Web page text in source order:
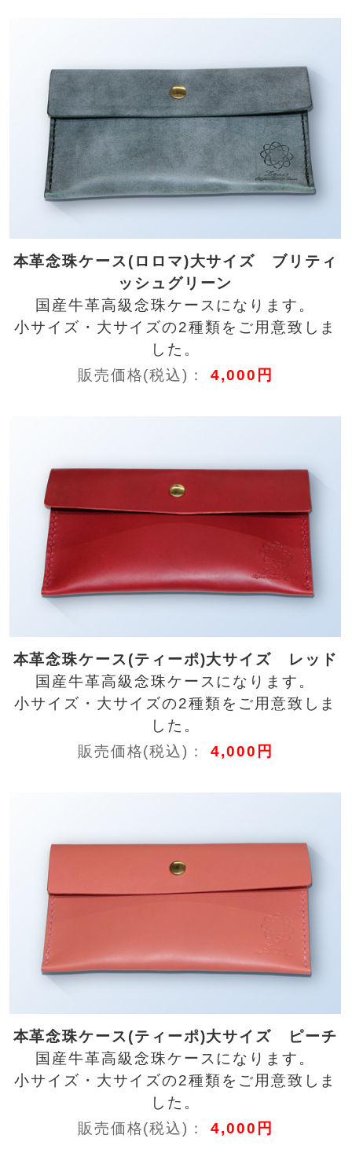
本革念珠ケース(ロロマ)大サイズ ブリティ
ッシュグリーン
国産牛革高級念珠ケースになります。
小サイズ・大サイズの2種類をご用意致しま
した。
販売価格(税込)：4,000円
本革念珠ケース(ティーポ)大サイズ レッド
国産牛革高級念珠ケースになります。
小サイズ・大サイズの2種類をご用意致しま
した。
販売価格(税込)：4,000円
本革念珠ケース(ティーポ)大サイズ ピーチ
国産牛革高級念珠ケースになります。
小サイズ・大サイズの2種類をご用意致しま
した。
販売価格(税込)：4,000円